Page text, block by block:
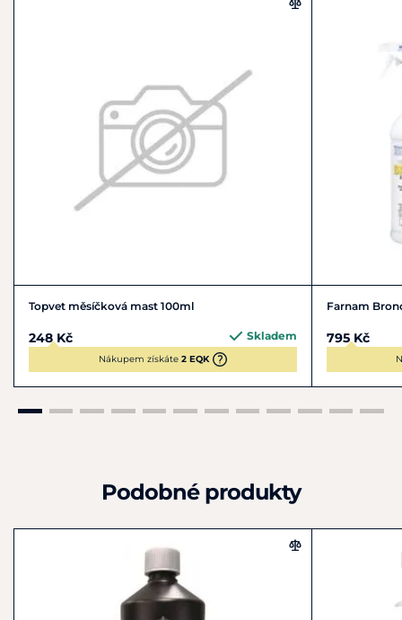
Topvet měsíčková mast 100ml
248 Kč Skladem
Nákupem získáte 2 EQK
Farnam
795 Kč
Podobné produkty